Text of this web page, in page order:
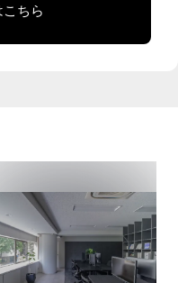
ちら